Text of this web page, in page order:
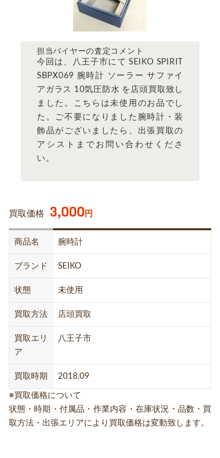
担当バイヤーの査定コメント
今回は、八王子市にて SEIKO SPIRIT
SBPX069 腕時計 ソーラー サファイ
アガラス 10気圧防水 を店頭買取致し
ました。こちらは未使用のお品でし
た。ご不要になりました腕時計・装
飾品がございましたら、出張買取の
アシストまでお問い合わせくださ
い。
買取価格 3,000円
商品名 腕時計
ブランド SEIKO
状態 未使用
買取方法 店頭買取
買取エリ
ア
八王子市
買取時期 2018.09
※買取価格について
状態・時期・付属品・作業内容・在庫状況・品数・買
取方法・出張エリアにより買取価格は変動致します。